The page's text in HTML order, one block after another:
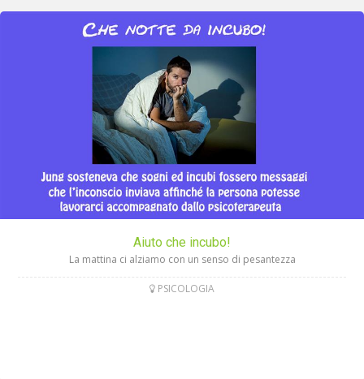
Aiuto che incubo!
La mattina ci alziamo con un senso di pesantezza
PSICOLOGIA